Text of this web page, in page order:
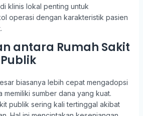
klinis lokal penting untuk
operasi dengan karakteristik pasien
antara Rumah Sakit
biasanya lebih cepat mengadopsi
sumber dana yang kuat.
publik sering kali tertinggal akibat